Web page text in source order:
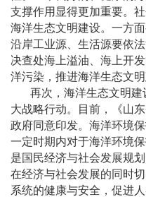
支撑作用显得更加重要。
海洋生态文明建设。一方
沿岸工业源、生活源要依
决查处海上溢油、海上开
洋污染，推进海洋生态文
再次，海洋生态文明
大战略行动。目前，《山
政府同意印发。海洋环境
一定时期内对于海洋环境
是国民经济与社会发展规
在经济与社会发展的同时
系统的健康与安全，促进